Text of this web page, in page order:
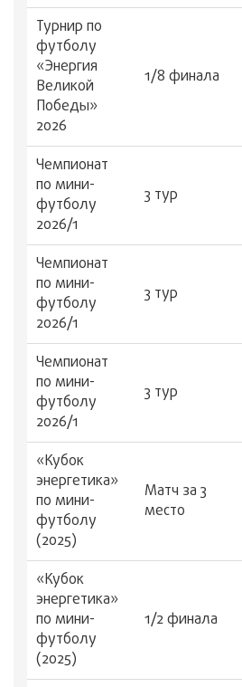
Турнир по
футболу
«Энергия
Великой
Победы»
2026
1/8 финала
Чемпионат
по мини-
футболу
2026/1
3 тур
Чемпионат
по мини-
футболу
2026/1
3 тур
Чемпионат
по мини-
футболу
2026/1
3 тур
«Кубок
энергетика»
по мини-
футболу
(2025)
Матч за 3
место
«Кубок
энергетика»
по мини-
футболу
(2025)
1/2 финала